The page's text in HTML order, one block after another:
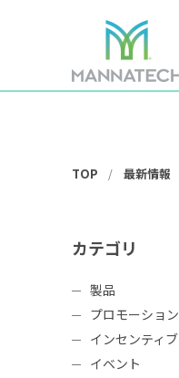
TOP 最新情報
カテゴリ
製品
プロモーション
インセンティブ
イベント